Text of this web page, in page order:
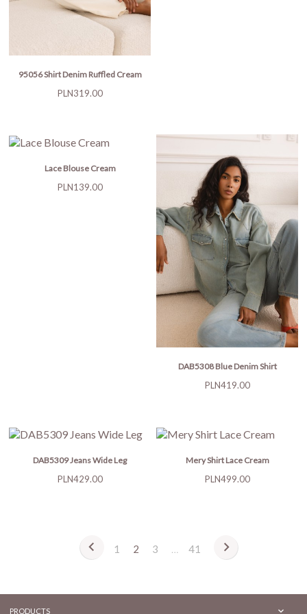
95056 Shirt Denim Ruffled Cream
Price
PLN319.00
Lace Blouse Cream
Price
PLN139.00
DAB5308 Blue Denim Shirt
Price
PLN419.00
DAB5309 Jeans Wide Leg
Price
PLN429.00
Mery Shirt Lace Cream
Price
PLN499.00
 1 2 3 … 41 
PRODUCTS 